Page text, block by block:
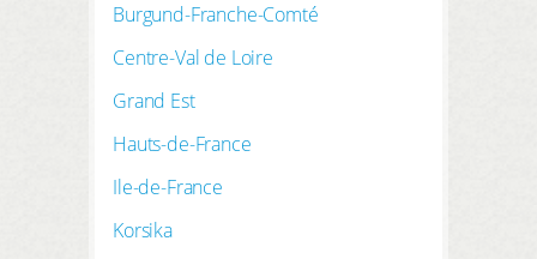
Burgund-Franche-Comté
Centre-Val de Loire
Grand Est
Hauts-de-France
Ile-de-France
Korsika